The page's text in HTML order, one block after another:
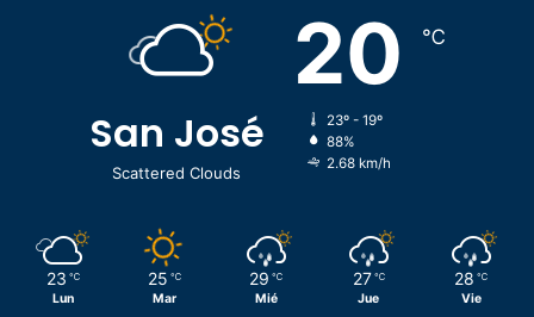
San José
Scattered Clouds
20 ℃
23º - 19º
88%
2.68 km/h
23 ℃
Lun
25 ℃
Mar
29 ℃
Mié
27 ℃
Jue
28 ℃
Vie